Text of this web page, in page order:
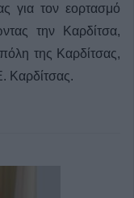
για τον εορτασμό
την Καρδίτσα,
της Καρδίτσας,
Καρδίτσας.